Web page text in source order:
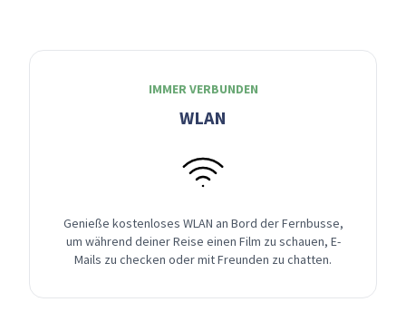
IMMER VERBUNDEN
WLAN
Genieße kostenloses WLAN an Bord der Fernbusse,
um während deiner Reise einen Film zu schauen, E-
Mails zu checken oder mit Freunden zu chatten.